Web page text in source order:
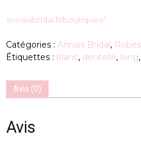
annaisbridal.fr/boutiques/
Catégories : Annais Bridal,
Étiquettes : blanc, dentelle, long,
Avis (0)
Avis